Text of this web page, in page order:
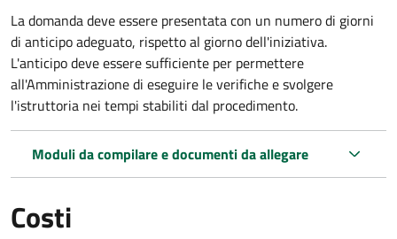
La domanda deve essere presentatacon un numero di giorni
di anticipo adeguato, rispetto al giorno dell'iniziativa.
L'anticipo deve essere sufficiente per permettere
all'Amministrazione di eseguire le verifiche e svolgere
l'istruttoria nei tempi stabiliti dal procedimento.
Moduli da compilare e documenti da allegare
Costi